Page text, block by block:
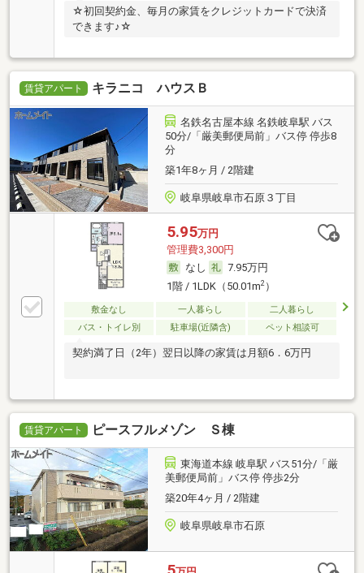
☆初回契約金、毎月の家賃をクレジットカードで決済
できます♪☆
賃貸アパート キラニコ ハウスＢ
名鉄名古屋本線 名鉄岐阜駅 バス
50分/「厳美郵便局前」バス停 停歩8
分
築1年8ヶ月 / 2階建
岐阜県岐阜市石原３丁目
5.95万円
管理費3,300円
なし
7.95万円
1階 / 1LDK（50.01m2）
敷金なし 一人暮らし
二人暮らし
バス・トイレ別
駐車場(近隣含) ペット相談可
契約満了日（2年）翌日以降の家賃は月額6．6万円
賃貸アパート ピースフルメゾン Ｓ棟
東海道本線 岐阜駅 バス51分/「厳
美郵便局前」バス停 停歩2分
築20年4ヶ月 / 2階建
岐阜県岐阜市石原